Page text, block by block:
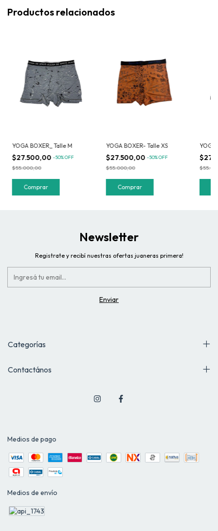
Productos relacionados
YOGA BOXER_ Talle M
$27.500,00 -50%OFF
$55.000,00
Comprar
YOGA BOXER- Talle XS
$27.500,00 -50%OFF
$55.000,00
Comprar
YOGA
Newsletter
Registrate y recibí nuestras ofertas juaneras primera!
Categorías
Contactános
Medios de pago
Medios de envío